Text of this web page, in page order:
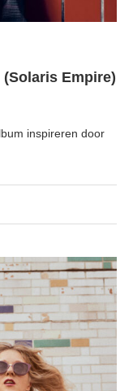
(Solaris Empire)
inspireren door